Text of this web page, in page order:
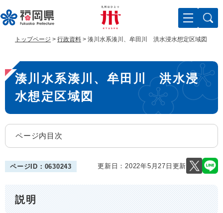
ー
ジ
で
す
ニ
ュ
ば
し
文
トップページ > 行政資料 > 湊川水系湊川、牟田川 洪水浸水想定区域図
本
文
湊川水系湊川、牟田川 洪水浸
水想定区域図
ページ内目次
ページID：0630243 更新日：2022年5月27日更新
説明